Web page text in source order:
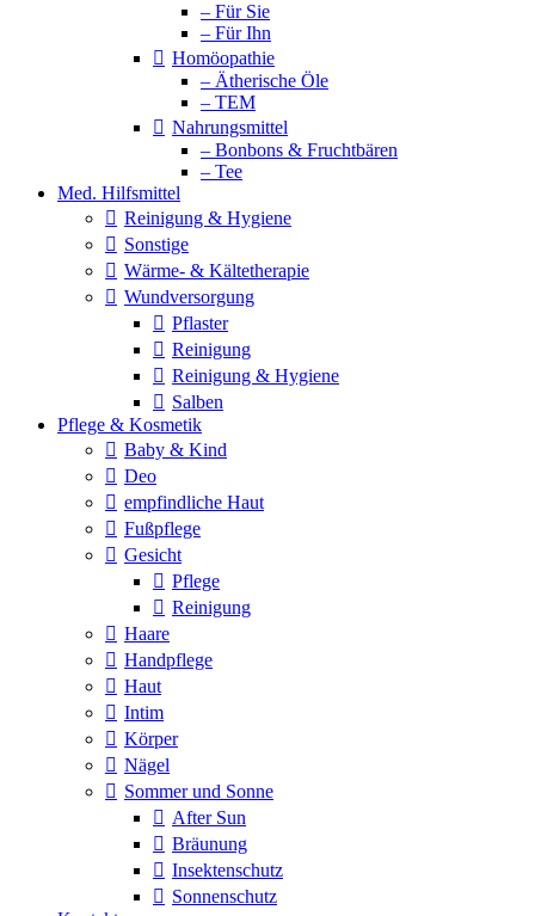
– Für Sie
– Für Ihn
Homöopathie
– Ätherische Öle
– TEM
Nahrungsmittel
– Bonbons & Fruchtbären
– Tee
Med. Hilfsmittel
Reinigung & Hygiene
Sonstige
Wärme- & Kältetherapie
Wundversorgung
Pflaster
Reinigung
Reinigung & Hygiene
Salben
Pflege & Kosmetik
Baby & Kind
Deo
empfindliche Haut
Fußpflege
Gesicht
Pflege
Reinigung
Haare
Handpflege
Haut
Intim
Körper
Nägel
Sommer und Sonne
After Sun
Bräunung
Insektenschutz
Sonnenschutz